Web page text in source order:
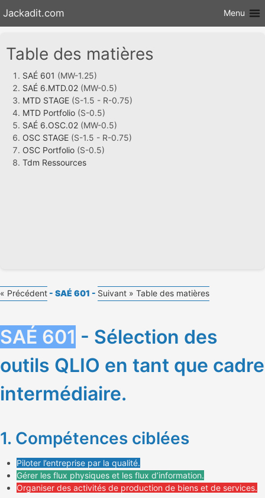
Aller au
Jackadit.com Menu
Table des matières
SAÉ 601 (MW-1.25)
SAÉ 6.MTD.02 (MW-0.5)
MTD STAGE (S-1.5 - R-0.75)
MTD Portfolio (S-0.5)
SAÉ 6.OSC.02 (MW-0.5)
OSC STAGE (S-1.5 - R-0.75)
OSC Portfolio (S-0.5)
Tdm Ressources
« Précédent - SAÉ 601 - Suivant » Table des matières
SAÉ 601 - Sélection des
outils QLIO en tant que cadre
intermédiaire.
1. Compétences ciblées
Piloter l’entreprise par la qualité.
Gérer les flux physiques et les flux d’information.
Organiser des activités de production de biens et de services.